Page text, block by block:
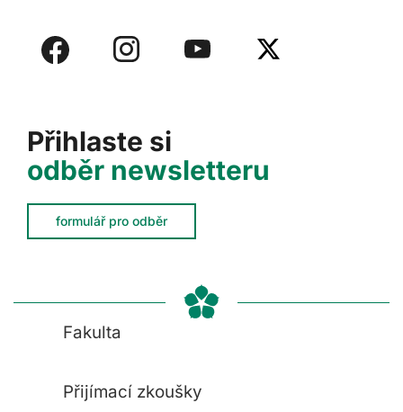
Přihlaste si
odběr newsletteru
formulář pro odběr
Fakulta
Přijímací zkoušky